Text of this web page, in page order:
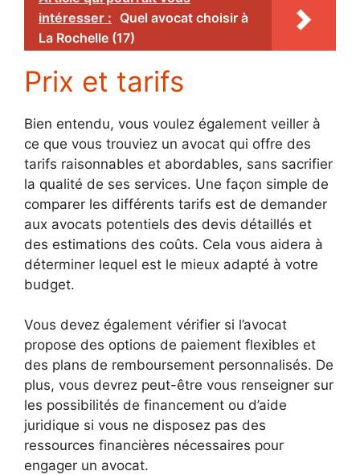
intéresser : Quel avocat choisir à
La Rochelle (17)
Prix et tarifs
Bien entendu, vous voulez également veiller à
ce que vous trouviez un avocat qui offre des
tarifs raisonnables et abordables, sans sacrifier
la qualité de ses services. Une façon simple de
comparer les différents tarifs est de demander
aux avocats potentiels des devis détaillés et
des estimations des coûts. Cela vous aidera à
déterminer lequel est le mieux adapté à votre
budget.
Vous devez également vérifier si l’avocat
propose des options de paiement flexibles et
des plans de remboursement personnalisés. De
plus, vous devrez peut-être vous renseigner sur
les possibilités de financement ou d’aide
juridique si vous ne disposez pas des
ressources financières nécessaires pour
engager un avocat.